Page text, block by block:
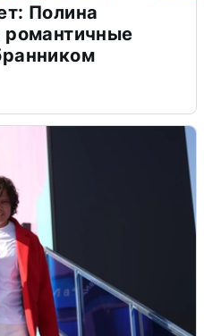
Полина
романтичные